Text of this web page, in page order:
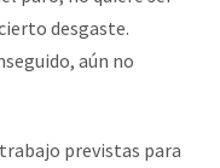
desgaste.
aún no
previstas para